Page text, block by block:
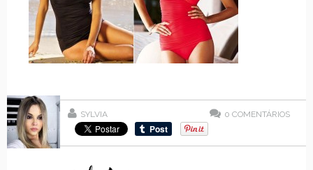
SYLVIA 0 COMENTÁRIOS